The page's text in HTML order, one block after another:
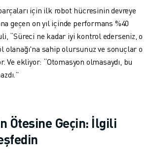
için ilk robot hücresinin devreye
geçen on yıl içinde performans %40
“Süreci ne kadar iyi kontrol ederseniz, o
olanağı'na sahip olursunuz ve sonuçlar o
Ve ekliyor: “Otomasyon olmasaydı, bu
Ötesine Geçin: İlgili